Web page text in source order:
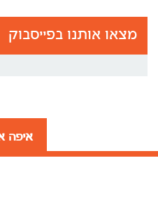
מצאו אותנו בפייסבוק
איפה